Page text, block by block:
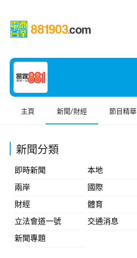
主頁 新聞/財經 節目精華
新聞分類
即時新聞
本地
兩岸
國際
財經
體育
立法會道一號
交通消息
新聞專題